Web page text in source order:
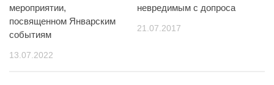
мероприятии,
посвященном Январским
событиям
13.07.2022
невредимым с допроса
21.07.2017